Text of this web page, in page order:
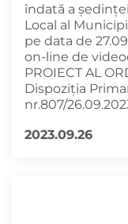
îndată a
Local al
pe data de
on-line de
PROIECT AL
Dispoziția
nr.807/
2023.09.26